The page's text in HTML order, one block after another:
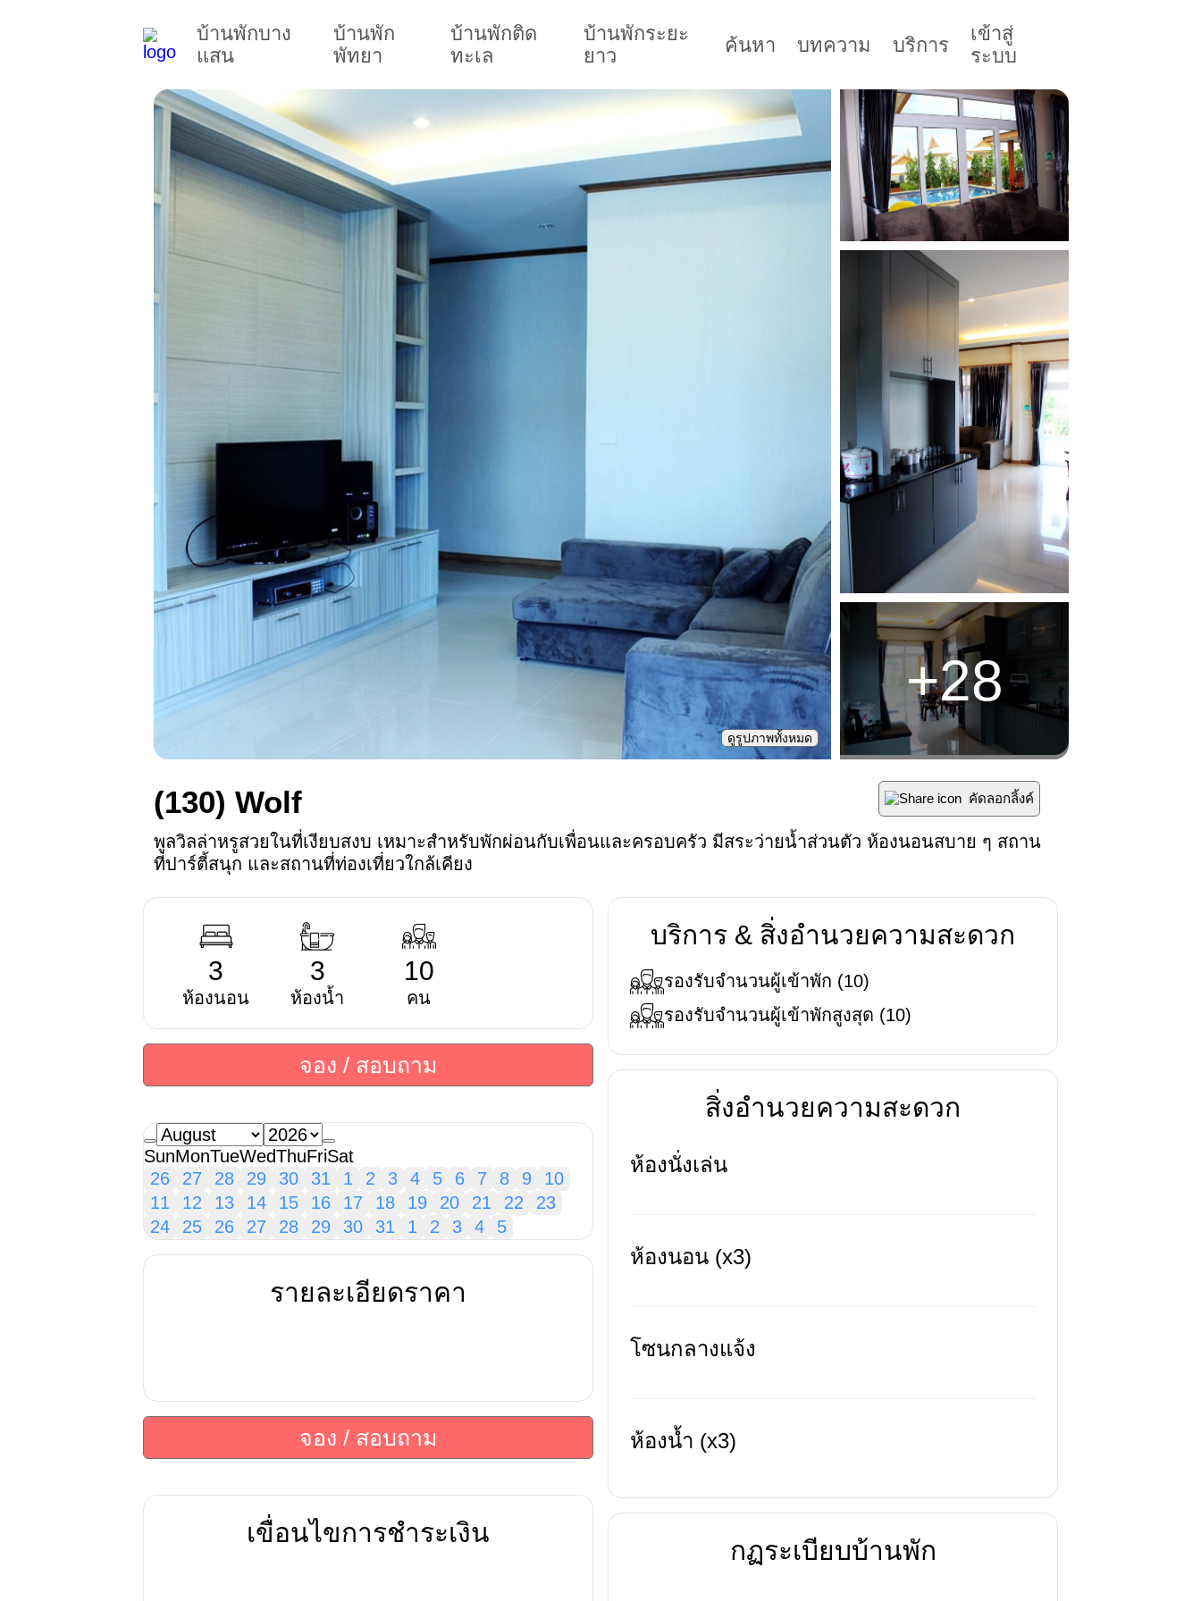
บ้านพักบาง
แสน
บ้านพัก
พัทยา
บ้านพักติด
ทะเล
บ้านพักระยะ
ยาว
ค้นหา บทความ บริการ
เข้าสู่
ระบบ
ดูรูปภาพทั้งหมด
+28
(130) Wolf คัดลอกลิ้งค์
พูลวิลล่าหรูสวยในที่เงียบสงบ เหมาะสำหรับพักผ่อนกับเพื่อนและครอบครัว มีสระว่ายน้ำส่วนตัว ห้องนอนสบาย ๆ สถาน
ที่ปาร์ตี้สนุก และสถานที่ท่องเที่ยวใกล้เคียง
3
ห้องนอน
3
ห้องน้ำ
10
คน
จอง / สอบถาม
SunMonTueWedThuFriSat
26
27 28 29 30 31 1 2 3 4 5 6 7 8 9
10
11
12 13 14 15 16 17 18 19 20 21 22
23
24
25 26 27 28 29 30 31 1 2 3 4 5
รายละเอียดราคา
จอง / สอบถาม
เขื่อนไขการชำระเงิน
บริการ & สิ่งอำนวยความสะดวก
รองรับจำนวนผู้เข้าพัก (10)
รองรับจำนวนผู้เข้าพักสูงสุด (10)
สิ่งอำนวยความสะดวก
ห้องนั่งเล่น
ห้องนอน (x3)
โซนกลางแจ้ง
ห้องน้ำ (x3)
กฏระเบียบบ้านพัก